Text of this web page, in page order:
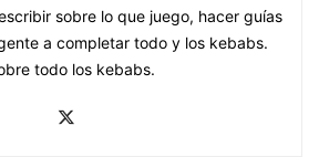
sobre lo que juego, hacer guías
a completar todo y los kebabs.
todo los kebabs.